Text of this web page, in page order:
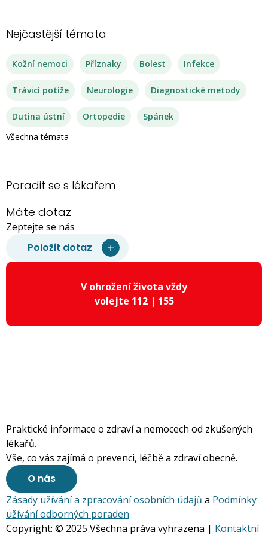
Nejčastější témata
Kožní nemoci Příznaky Bolest Infekce
Trávicí potíže Neurologie Diagnostické metody
Dutina ústní Ortopedie
Spánek
Všechna témata
Poradit se s lékařem
Máte dotaz
Zeptejte se nás
Položit dotaz
V ohrožení života vždy
volejte 112 | 155
Praktické informace o zdraví a nemocech od zkušených
lékařů.
Vše, co vás zajímá o prevenci, léčbě a zdraví obecně.
O nás
Zásady užívání a zpracování osobních údajů a Podmínky
užívání odborných poraden
Copyright: © 2025 Všechna práva vyhrazena | Kontaktní